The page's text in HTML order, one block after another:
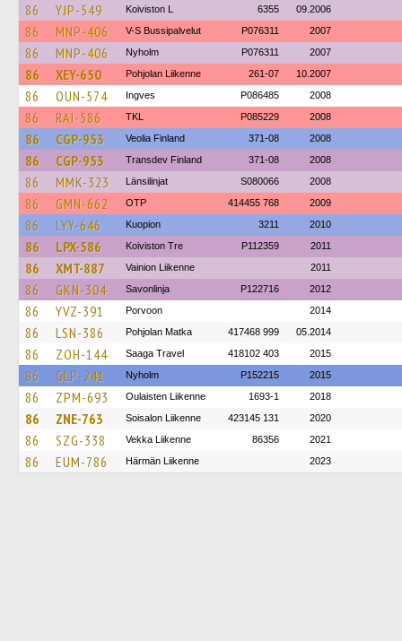
86 YJP-549 Koiviston L 6355 09.2006
86 MNP-406 V-S Bussipalvelut P076311 2007
86 MNP-406 Nyholm P076311 2007
86 XEY-650 Pohjolan Liikenne 261-07 10.2007
86 OUN-574 Ingves P086485 2008
86 RAI-586 TKL P085229 2008
86 CGP-953 Veolia Finland 371-08 2008
86 CGP-953 Transdev Finland 371-08 2008
86 MMK-323 Länsilinjat S080066 2008
86 GMN-662 OTP 414455 768 2009
86 LYY-646 Kuopion 3211 2010
86 LPX-586 Koiviston Tre P112359 2011
86 XMT-887 Vainion Liikenne 2011
86 GKN-304 Savonlinja P122716 2012
86 YVZ-391 Porvoon 2014
86 LSN-386 Pohjolan Matka 417468 999 05.2014
86 ZOH-144 Saaga Travel 418102 403 2015
86 GLP-241 Nyholm P152215 2015
86 ZPM-693 Oulaisten Liikenne 1693-1 2018
86 ZNE-763 Soisalon Liikenne 423145 131 2020
86 SZG-338 Vekka Liikenne 86356 2021
86 EUM-786 Härmän Liikenne 2023